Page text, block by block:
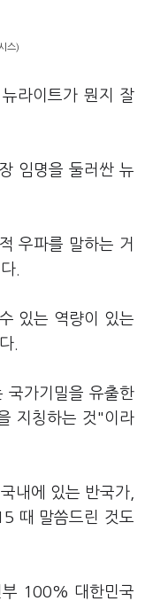
스)
라이트가 뭔지 잘
임명을 둘러싼 뉴
우파를 말하는 거
.
있는 역량이 있는
.
국가기밀을 유출한
지칭하는 것"이라
내에 있는 반국가,
때 말씀드린 것도
부 100% 대한민국